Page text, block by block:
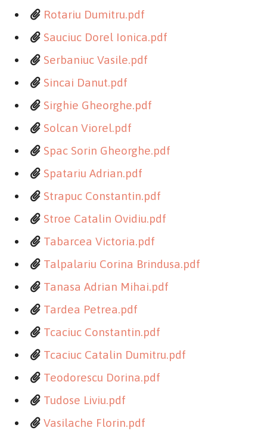
Rotariu Dumitru.pdf
Sauciuc Dorel Ionica.pdf
Serbaniuc Vasile.pdf
Sincai Danut.pdf
Sirghie Gheorghe.pdf
Solcan Viorel.pdf
Spac Sorin Gheorghe.pdf
Spatariu Adrian.pdf
Strapuc Constantin.pdf
Stroe Catalin Ovidiu.pdf
Tabarcea Victoria.pdf
Talpalariu Corina Brindusa.pdf
Tanasa Adrian Mihai.pdf
Tardea Petrea.pdf
Tcaciuc Constantin.pdf
Tcaciuc Catalin Dumitru.pdf
Teodorescu Dorina.pdf
Tudose Liviu.pdf
Vasilache Florin.pdf